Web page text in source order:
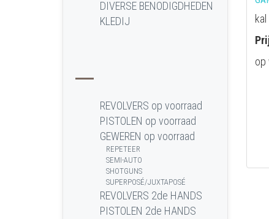
DIVERSE BENODIGDHEDEN
KLEDIJ
REVOLVERS op voorraad
PISTOLEN op voorraad
GEWEREN op voorraad
REPETEER
SEMI-AUTO
SHOTGUNS
SUPERPOSÉ/JUXTAPOSÉ
REVOLVERS 2de HANDS
PISTOLEN 2de HANDS
op